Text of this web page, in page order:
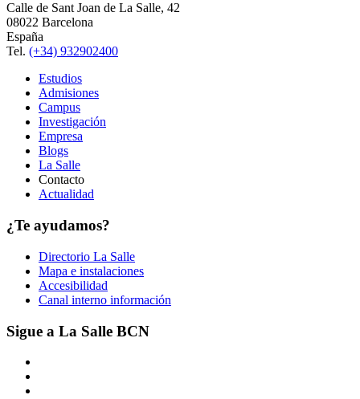
Calle de Sant Joan de La Salle, 42
08022 Barcelona
España
Tel. (+34) 932902400
Estudios
Admisiones
Campus
Investigación
Empresa
Blogs
La Salle
Contacto
Actualidad
¿Te ayudamos?
Directorio La Salle
Mapa e instalaciones
Accesibilidad
Canal interno información
Sigue a La Salle BCN